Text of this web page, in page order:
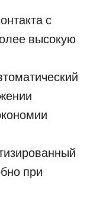
с
высокую
при